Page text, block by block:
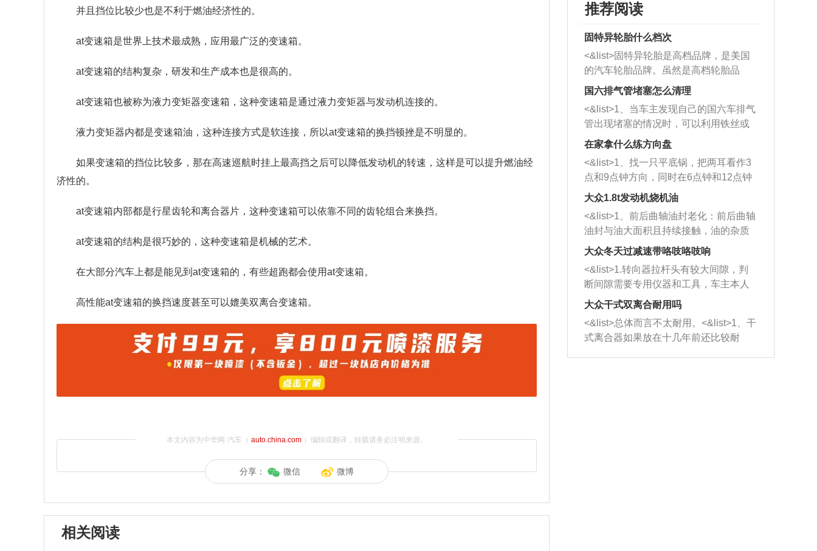
并且挡位比较少也是不利于燃油经济性的。
at变速箱是世界上技术最成熟，应用最广泛的变速箱。
at变速箱的结构复杂，研发和生产成本也是很高的。
at变速箱也被称为液力变矩器变速箱，这种变速箱是通过液力变矩器与发动机连接的。
液力变矩器内都是变速箱油，这种连接方式是软连接，所以at变速箱的换挡顿挫是不明显的。
如果变速箱的挡位比较多，那在高速巡航时挂上最高挡之后可以降低发动机的转速，这样是可以提升燃油经
济性的。
at变速箱内部都是行星齿轮和离合器片，这种变速箱可以依靠不同的齿轮组合来换挡。
at变速箱的结构是很巧妙的，这种变速箱是机械的艺术。
在大部分汽车上都是能见到at变速箱的，有些超跑都会使用at变速箱。
高性能at变速箱的换挡速度甚至可以媲美双离合变速箱。
本文内容为中华网·汽车（ auto.china.com）编辑或翻译，转载请务必注明来源。
分享： 微信 微博
相关阅读
推荐阅读
固特异轮胎什么档次
<&list>固特异轮胎是高档品牌，是美国
的汽车轮胎品牌。虽然是高档轮胎品
牌，但是中高低端的轮胎都有生产，这
也是为了更好的开拓市场。
国六排气管堵塞怎么清理
<&list>1、当车主发现自己的国六车排气
管出现堵塞的情况时，可以利用铁丝或
者是细棍，直接将杂物给取出来，如果
堵塞情况比较严重，也可以采取应急措
施。 <&list>2、直接利用木棍将所有的
杂物推到排气管里面的位置处，然后将
三元催化器拆解开，就可以将堵塞的东
西取出来。但如果是因为积碳过多引起
的堵塞，就需要将三元催化器泡在草酸
洗剂对堵塞的情况得到解决，将清洗剂
放在燃油箱中，与燃油混合后，车辆启
动时，就可以和汽油一起进入到燃烧
室，最后形成废气排出，就可以让三元
催化器得到清洗，排气管堵塞的情况就
能够得到解决。
在家拿什么练方向盘
<&list>1、找一只平底锅，把两耳看作3
点和9点钟方向，同时在6点钟和12点钟
方向做一个标记。 <&list>2、双手握住
一圈半的练习，往右同样也要打相同的
圈数。 <&list>3、最后强调要反复练
习，这样就可以形成肌肉记忆，在真实
驾驶车辆时，不需要记忆也能打好方
向。
大众1.8t发动机烧机油
<&list>1、前后曲轴油封老化：前后曲轴
油封与油大面积且持续接触，油的杂质
和发动机内持续温度变化使其密封效果
逐渐减弱，导致渗油或漏油。<&list>2、
活塞间隙过大：积碳会使活塞环与缸体
的间隙扩大，导致机油流入燃烧室中，
造成烧机油。<&list>3、机油粘度。使用
机油粘度过小的话，同样会有烧机油现
象，机油粘度过小具有很好的流动性，
大众冬天过减速带咯吱咯吱响
<&list>1.转向器拉杆头有较大间隙，判
断间隙需要专用仪器和工具，车主本人
无法制作，需要将车辆送到修理厂或4s
店；<&list>2.车辆半轴套管防尘罩破
裂，破裂后会出现漏油现象，使半轴磨
损严重，磨损的半轴容易损坏，产生异
响；<&list>3.稳定器的转向胶套和球头
大众干式双离合耐用吗
<&list>总体而言不太耐用。<&list>1、干
式离合器如果放在十几年前还比较耐